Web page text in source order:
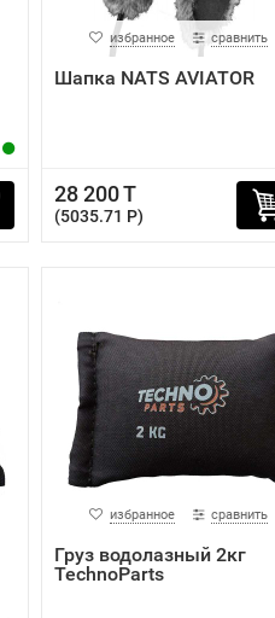
избранное сравнить
Шапка NATS AVIATOR
28 200 T
(5035.71 P)
избранное сравнить
Груз водолазный 2кг
TechnoParts